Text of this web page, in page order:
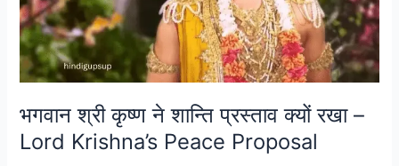
भगवान श्री कृष्ण ने शान्ति प्रस्ताव क्यों रखा –
Lord Krishna’s Peace Proposal
Lord
Krishna’s
Peace
Proposal